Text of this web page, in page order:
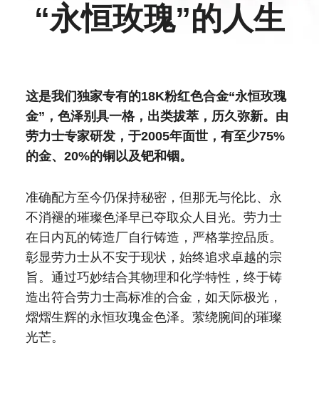
“永恒玫瑰”的人生
这是我们独家专有的18K粉红色合金“永恒玫瑰
金”，色泽别具一格，出类拔萃，历久弥新。由
劳力士专家研发，于2005年面世，有至少75%
的金、20%的铜以及钯和铟。
准确配方至今仍保持秘密，但那无与伦比、永
不消褪的璀璨色泽早已夺取众人目光。劳力士
在日内瓦的铸造厂自行铸造，严格掌控品质。
彰显劳力士从不安于现状，始终追求卓越的宗
旨。通过巧妙结合其物理和化学特性，终于铸
造出符合劳力士高标准的合金，如天际极光，
熠熠生辉的永恒玫瑰金色泽。萦绕腕间的璀璨
光芒。